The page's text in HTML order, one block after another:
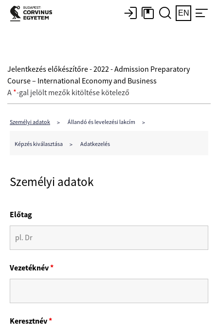
EN
Jelentkezés előkészítőre - 2022 - Admission Preparatory
Course – International Economy and Business
A *-gal jelölt mezők kitöltése kötelező
Személyi adatok Állandó és levelezési lakcím
Képzés kiválasztása Adatkezelés
Személyi adatok
Előtag
Vezetéknév*
Keresztnév*